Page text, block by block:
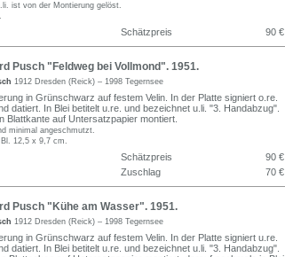
ist von der Montierung gelöst.
Schätzpreis 90 €
Pusch "Feldweg bei Vollmond". 1951.
1912 Dresden (Reick) – 1998 Tegernsee
in Grünschwarz auf festem Velin. In der Platte signiert o.re.
datiert. In Blei betitelt u.re. und bezeichnet u.li. "3. Handabzug".
Blattkante auf Untersatzpapier montiert.
minimal angeschmutzt.
12,5 x 9,7 cm.
Schätzpreis
90 €
Zuschlag
70 €
Pusch "Kühe am Wasser". 1951.
1912 Dresden (Reick) – 1998 Tegernsee
in Grünschwarz auf festem Velin. In der Platte signiert u.re.
datiert. In Blei betitelt u.re. und bezeichnet u.li. "3. Handabzug".